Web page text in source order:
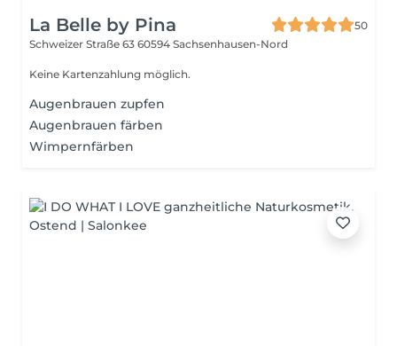
La Belle by Pina
50
Schweizer Straße 63 60594 Sachsenhausen-Nord
Keine Kartenzahlung möglich.
Augenbrauen zupfen
Augenbrauen färben
Wimpernfärben